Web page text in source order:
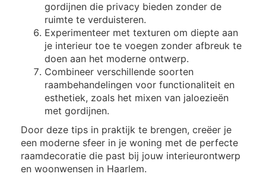
gordijnen die privacy bieden zonder de
ruimte te verduisteren.
Experimenteer met texturen om diepte aan
je interieur toe te voegen zonder afbreuk te
doen aan het moderne ontwerp.
Combineer verschillende soorten
raambehandelingen voor functionaliteit en
esthetiek, zoals het mixen van jaloezieën
met gordijnen.
Door deze tips in praktijk te brengen, creëer je
een moderne sfeer in je woning met de perfecte
raamdecoratie die past bij jouw interieurontwerp
en woonwensen in Haarlem.